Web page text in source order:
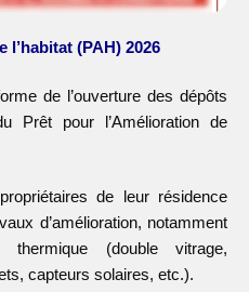
(PAH) 2026
de l’ouverture des dépôts
Prêt pour l’Amélioration de
de leur résidence
d’amélioration, notamment
(double vitrage,
capteurs solaires, etc.).